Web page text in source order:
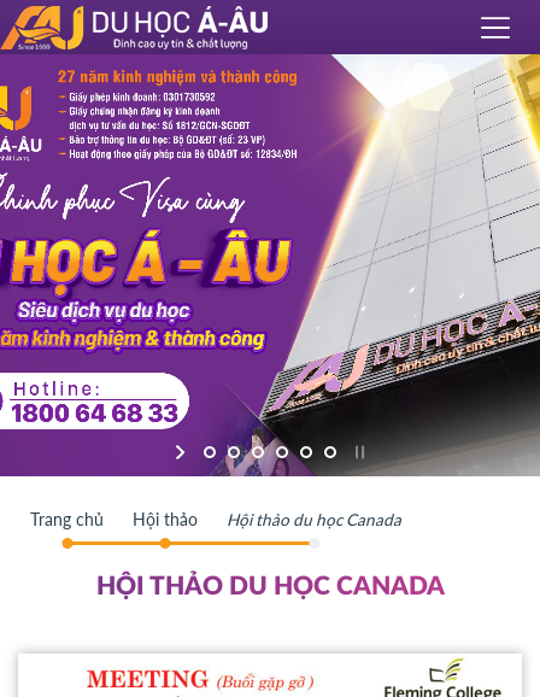
Trang chủ Hội thảo Hội thảo du học Canada
HỘI THẢO DU HỌC CANADA